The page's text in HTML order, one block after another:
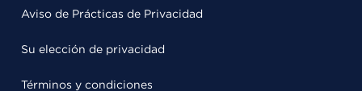
Aviso de Prácticas de Privacidad
Su elección de privacidad
Términos y condiciones